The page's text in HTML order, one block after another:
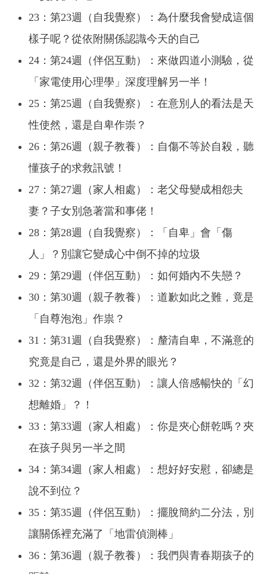
23：第23週（自我覺察）：為什麼我會變成這個
樣子呢？從依附關係認識今天的自己
24：第24週（伴侶互動）：來做四道小測驗，從
「家電使用心理學」深度理解另一半！
25：第25週（自我覺察）：在意別人的看法是天
性使然，還是自卑作崇？
26：第26週（親子教養）：自傷不等於自殺，聽
懂孩子的求救訊號！
27：第27週（家人相處）：老父母變成相怨夫
妻？子女別急著當和事佬！
28：第28週（自我覺察）：「自卑」會「傷
人」？別讓它變成心中倒不掉的垃圾
29：第29週（伴侶互動）：如何婚內不失戀？
30：第30週（親子教養）：道歉如此之難，竟是
「自尊泡泡」作祟？
31：第31週（自我覺察）：釐清自卑，不滿意的
究竟是自己，還是外界的眼光？
32：第32週（伴侶互動）：讓人倍感暢快的「幻
想離婚」？！
33：第33週（家人相處）：你是夾心餅乾嗎？夾
在孩子與另一半之間
34：第34週（家人相處）：想好好安慰，卻總是
說不到位？
35：第35週（伴侶互動）：擺脫簡約二分法，別
讓關係裡充滿了「地雷偵測棒」
36：第36週（親子教養）：我們與青春期孩子的